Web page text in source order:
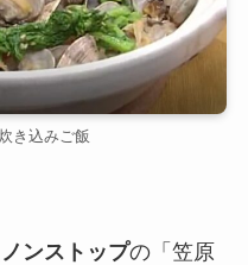
き込みご飯
ノンストップの「笠原